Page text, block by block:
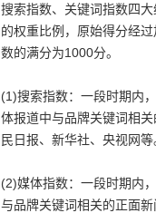
搜索指数、关键词指数四
的权重比例，原始得分经
数的满分为1000分。
(1)搜索指数：一段时期内
体报道中与品牌关键词相
民日报、新华社、央视网等
(2)媒体指数：一段时期内
与品牌关键词相关的正面